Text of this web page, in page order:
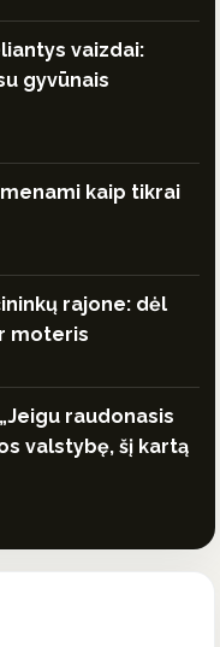
vaizdai:
gyvūnais
kaip tikrai
rajone: dėl
moteris
raudonasis
valstybę, šį kartą